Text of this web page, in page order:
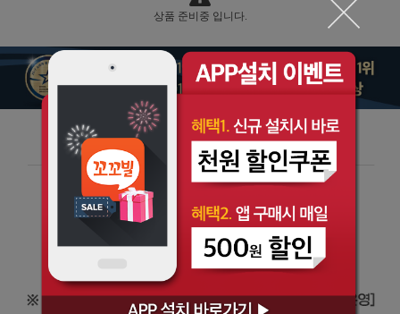
상품 준비중 입니다.